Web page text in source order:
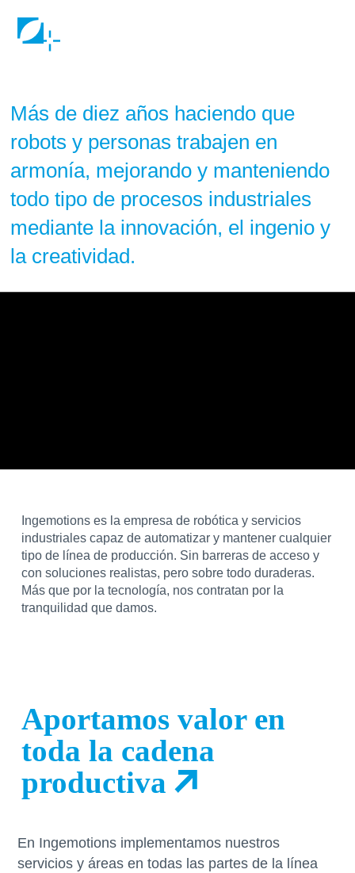
Más de diez años haciendo que
robots y personas trabajen en
armonía, mejorando y manteniendo
todo tipo de procesos industriales
mediante la innovación, el ingenio y
la creatividad.
Ingemotions es la empresa de robótica y servicios
industriales capaz de automatizar y mantener cualquier
tipo de línea de producción. Sin barreras de acceso y
con soluciones realistas, pero sobre todo duraderas.
Más que por la tecnología, nos contratan por la
tranquilidad que damos.
Aportamos valor en
toda la cadena
productiva
En Ingemotions implementamos nuestros
servicios y áreas en todas las partes de la línea